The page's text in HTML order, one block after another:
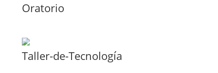
Oratorio
Taller-de-Tecnología